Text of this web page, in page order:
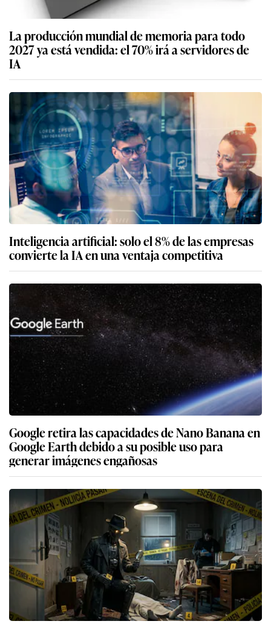
La producción mundial de memoria para todo
2027 ya está vendida: el 70% irá a servidores de
IA
Inteligencia artificial: solo el 8% de las empresas
convierte la IA en una ventaja competitiva
Google retira las capacidades de Nano Banana en
Google Earth debido a su posible uso para
generar imágenes engañosas